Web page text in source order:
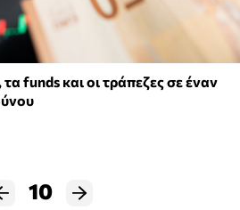
funds και οι τράπεζες σε έναν
10